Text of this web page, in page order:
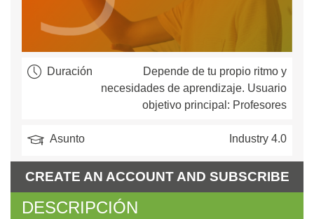
Duración
Depende de tu propio ritmo y
necesidades de aprendizaje. Usuario
objetivo principal: Profesores
Asunto Industry 4.0
CREATE AN ACCOUNT AND SUBSCRIBE
DESCRIPCIÓN